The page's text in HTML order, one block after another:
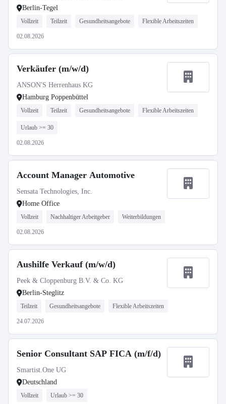
Berlin-Tegel
Vollzeit Teilzeit Gesundheitsangebote Flexible Arbeitszeiten
02.08.2026
Verkäufer (m/w/d)
ANSON'S Herrenhaus KG
Hamburg Poppenbüttel
Vollzeit Teilzeit Gesundheitsangebote Flexible Arbeitszeiten
Urlaub >= 30
02.08.2026
Account Manager Automotive
Sensata Technologies, Inc.
Home Office
Vollzeit Nachhaltiger Arbeitgeber Weiterbildungen
02.08.2026
Aushilfe Verkauf (m/w/d)
Peek & Cloppenburg B.V. & Co. KG
Berlin-Steglitz
Teilzeit Gesundheitsangebote Flexible Arbeitszeiten
24.07.2026
Senior Consultant SAP FICA (m/f/d)
Smartist.One UG
Deutschland
Vollzeit Urlaub >= 30